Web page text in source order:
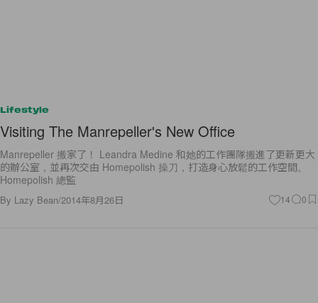
Lifestyle
Visiting The Manrepeller's New Office
Manrepeller 搬家了！ Leandra Medine 和她的工作團隊搬進了更新更大
的辦公室，並再次交由 Homepolish 操刀，打造身心放鬆的工作空間。
Homepolish 總監
By Lazy Bean/2014年8月26日 14 0